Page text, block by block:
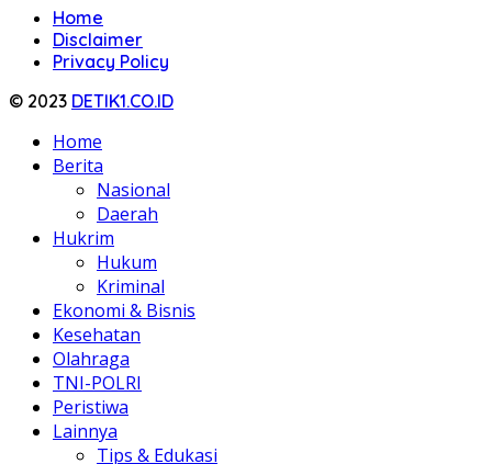
Home
Disclaimer
Privacy Policy
© 2023 DETIK1.CO.ID
Home
Berita
Nasional
Daerah
Hukrim
Hukum
Kriminal
Ekonomi & Bisnis
Kesehatan
Olahraga
TNI-POLRI
Peristiwa
Lainnya
Tips & Edukasi